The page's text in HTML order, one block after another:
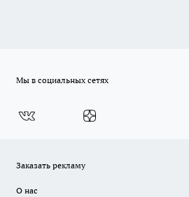
Мы в социальных сетях
Заказать рекламу
О нас